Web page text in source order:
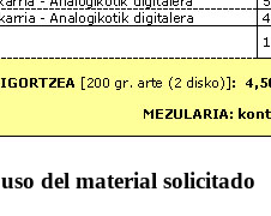
del material solicitado